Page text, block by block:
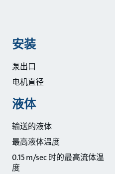
安装
泵出口
电机直径
液体
输送的液体
最高液体温度
0.15 m/sec 时的最高流体温
度